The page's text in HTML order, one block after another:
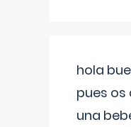
hola
pues
una